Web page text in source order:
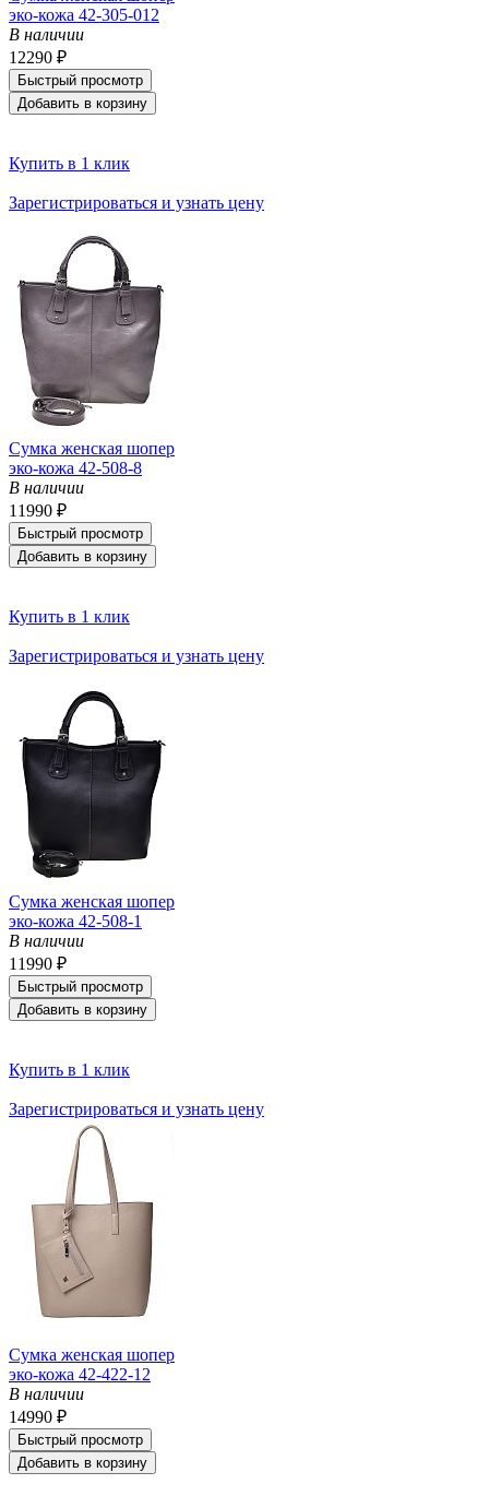
эко-кожа 42-305-012
В наличии
12290 ₽
Быстрый просмотр
Добавить в корзину
Купить в 1 клик
Зарегистрироваться и узнать цену
Сумка женская шопер
эко-кожа 42-508-8
В наличии
11990 ₽
Быстрый просмотр
Добавить в корзину
Купить в 1 клик
Зарегистрироваться и узнать цену
Сумка женская шопер
эко-кожа 42-508-1
В наличии
11990 ₽
Быстрый просмотр
Добавить в корзину
Купить в 1 клик
Зарегистрироваться и узнать цену
Сумка женская шопер
эко-кожа 42-422-12
В наличии
14990 ₽
Быстрый просмотр
Добавить в корзину